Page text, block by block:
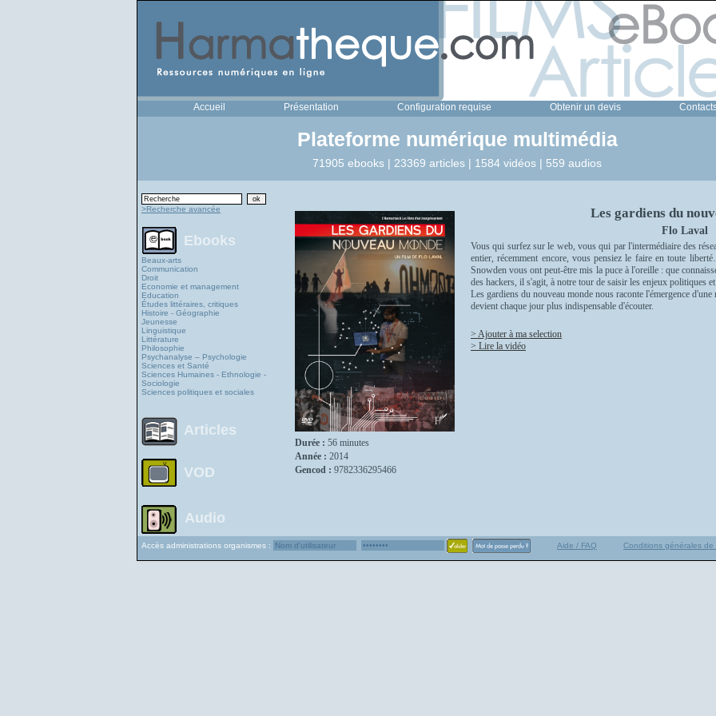
Accueil Présentation Configuration requise Obtenir un devis
Plateforme numérique multimédia
71905 ebooks | 23369 articles | 1584 vidéos | 559 audios
>Recherche avancée
Ebooks
Beaux-arts
Communication
Droit
Economie et management
Education
Études littéraires, critiques
Histoire - Géographie
Jeunesse
Linguistique
Littérature
Philosophie
Psychanalyse – Psychologie
Sciences et Santé
Sciences Humaines - Ethnologie -
Sociologie
Sciences politiques et sociales
Articles
VOD
Audio
Durée : 56 minutes
Année : 2014
Gencod : 9782336295466
Les gardiens du
Flo Laval
Vous qui surfez sur le web, vous qui par l'intermédiaire des
entier, récemment encore, vous pensiez le faire en toute
Snowden vous ont peut-être mis la puce à l'oreille : que
des hackers, il s'agit, à notre tour de saisir les enjeux politiques
Les gardiens du nouveau monde nous raconte l'émergence
devient chaque jour plus indispensable d'écouter.
> Ajouter à ma selection
> Lire la vidéo
Accès administrations organismes : Aide / FAQ Conditions générales de